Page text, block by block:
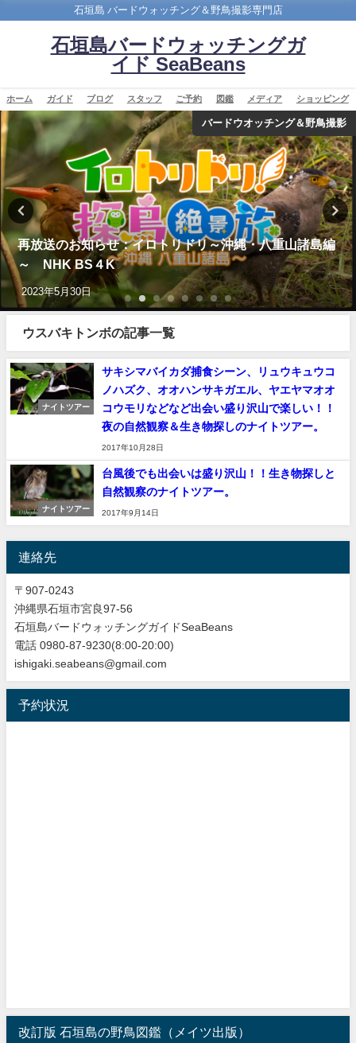
石垣島 バードウォッチング＆野鳥撮影専門店
石垣島バードウォッチングガ
イド SeaBeans
ホーム ガイド ブログ スタッフ ご予約 図鑑 メディア ショッピング
バードウオッチング＆野鳥撮影
再放送のお知らせ：イロトリドリ～沖縄・八重山諸島編
～ NHK BS４K
2023年5月30日
ウスバキトンボの記事一覧
ナイトツアー
サキシマバイカダ捕食シーン、リュウキュウコ
ノハズク、オオハンサキガエル、ヤエヤマオオ
コウモリなどなど出会い盛り沢山で楽しい！！
夜の自然観察＆生き物探しのナイトツアー。
2017年10月28日
ナイトツアー
台風後でも出会いは盛り沢山！！生き物探しと
自然観察のナイトツアー。
2017年9月14日
連絡先
〒907-0243
沖縄県石垣市宮良97-56
石垣島バードウォッチングガイドSeaBeans
電話 0980-87-9230(8:00-20:00)
ishigaki.seabeans@gmail.com
予約状況
改訂版 石垣島の野鳥図鑑（メイツ出版）